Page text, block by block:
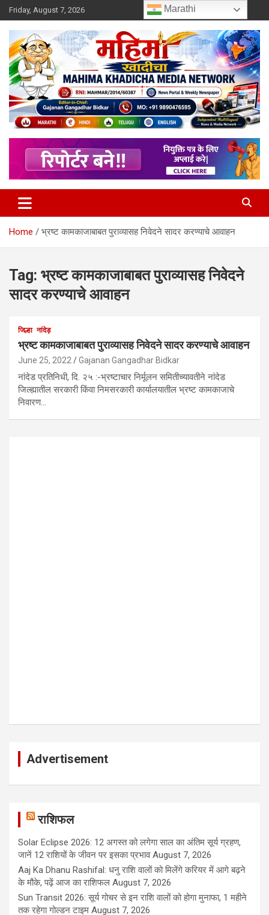
Skip
to
content
Friday, August 7, 2026
Mahimakhadicha
Home भ्रष्ट कामकाजाबाबत पुराव्यासह निवेदने सादर करण्याचे आवाहन
Tag: भ्रष्ट कामकाजाबाबत पुराव्यासह निवेदने
सादर करण्याचे आवाहन
जिल्हा नांदेड़
भ्रष्ट कामकाजाबाबत पुराव्यासह निवेदने सादर करण्याचे आवाहन
June 25, 2022 Gajanan Gangadhar Bidkar
नांदेड प्रतिनिधी, दि. २५ :-भ्रष्टाचार निर्मूलन समितीच्यावतीने नांदेड
जिल्ह्यातील सरकारी किंवा निमसरकारी कार्यालयातील भ्रष्ट कामकाजाचे
निवारण…
Advertisement
राशिफल
Solar Eclipse 2026: 12 अगस्त को लगेगा साल का अंतिम सूर्य ग्रहण,
जानें 12 राशियों के जीवन पर इसका प्रभाव August 7, 2026
Aaj Ka Dhanu Rashifal: धनु राशि वालों को मिलेंगे करियर में आगे बढ़ने
के मौके, पढ़ें आज का राशिफल August 7, 2026
Sun Transit 2026: सूर्य गोचर से इन राशि वालों को होगा मुनाफा, 1 महीने
तक रहेगा गोल्डन टाइम August 7, 2026
Marathi